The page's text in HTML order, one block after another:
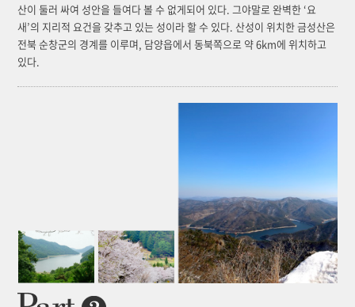
산이 둘러 싸여 성안을 들여다 볼 수 없게되어 있다. 그야말로 완벽한 ‘요
새’의 지리적 요건을 갖추고 있는 성이라 할 수 있다. 산성이 위치한 금성산은
전북 순창군의 경계를 이루며, 담양읍에서 동북쪽으로 약 6km에 위치하고
있다.